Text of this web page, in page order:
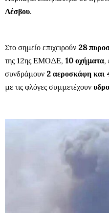
Λέσβου.
Στο σημείο επιχειρούν 28
της 12ης ΕΜΟΔΕ, 10 οχήματα,
συνδράμουν 2 αεροσκάφη και
με τις φλόγες συμμετέχουν